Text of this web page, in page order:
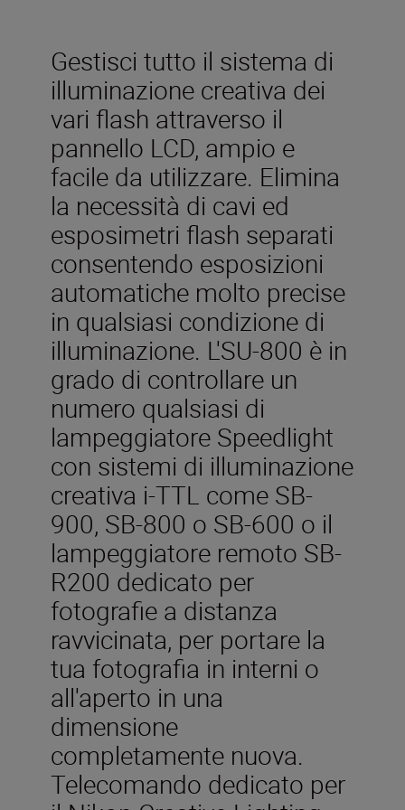
Gestisci tutto il sistema di
illuminazione creativa dei
vari flash attraverso il
pannello LCD, ampio e
facile da utilizzare. Elimina
la necessità di cavi ed
esposimetri flash separati
consentendo esposizioni
automatiche molto precise
in qualsiasi condizione di
illuminazione. L'SU-800 è in
grado di controllare un
numero qualsiasi di
lampeggiatore Speedlight
con sistemi di illuminazione
creativa i-TTL come SB-
900, SB-800 o SB-600 o il
lampeggiatore remoto SB-
R200 dedicato per
fotografie a distanza
ravvicinata, per portare la
tua fotografia in interni o
all'aperto in una
dimensione
completamente nuova.
Telecomando dedicato per